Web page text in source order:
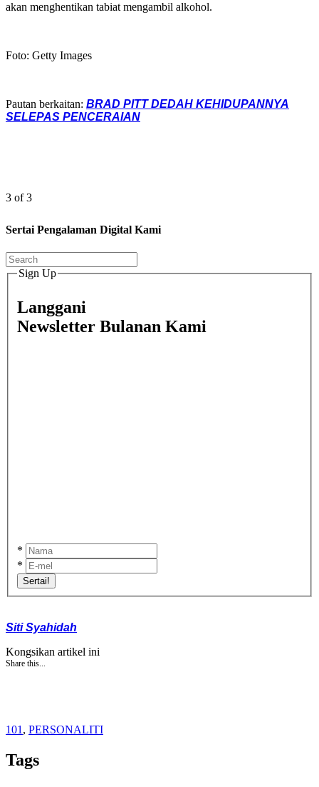
akan menghentikan tabiat mengambil alkohol.
Foto: Getty Images
Pautan berkaitan: BRAD PITT DEDAH KEHIDUPANNYA
SELEPAS PENCERAIAN
3 of 3
Sertai Pengalaman Digital Kami
Sign Up
Langgani
Newsletter Bulanan Kami
*
*
Sertai!
Siti Syahidah
Kongsikan artikel ini
Share this...
101 , PERSONALITI
Tags